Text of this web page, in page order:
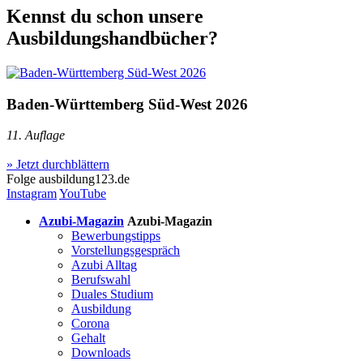
Kennst du schon unsere
Ausbildungshandbücher?
Baden-Württemberg Süd-West 2026
11. Auflage
» Jetzt durchblättern
Folge ausbildung123.de
InstagramYouTube
Azubi-Magazin Azubi-Magazin
Bewerbungstipps
Vorstellungsgespräch
Azubi Alltag
Berufswahl
Duales Studium
Ausbildung
Corona
Gehalt
Downloads